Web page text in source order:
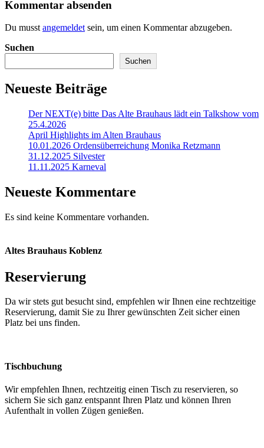
Kommentar absenden
Du musst angemeldet sein, um einen Kommentar abzugeben.
Suchen
Suchen
Neueste Beiträge
Der NEXT(e) bitte Das Alte Brauhaus lädt ein Talkshow vom
25.4.2026
April Highlights im Alten Brauhaus
10.01.2026 Ordensüberreichung Monika Retzmann
31.12.2025 Silvester
11.11.2025 Karneval
Neueste Kommentare
Es sind keine Kommentare vorhanden.
Altes Brauhaus Koblenz
Reservierung
Da wir stets gut besucht sind, empfehlen wir Ihnen eine rechtzeitige
Reservierung, damit Sie zu Ihrer gewünschten Zeit sicher einen
Platz bei uns finden.
Tischbuchung
Wir empfehlen Ihnen, rechtzeitig einen Tisch zu reservieren, so
sichern Sie sich ganz entspannt Ihren Platz und können Ihren
Aufenthalt in vollen Zügen genießen.